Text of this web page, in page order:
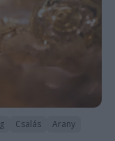
Csalás Arany